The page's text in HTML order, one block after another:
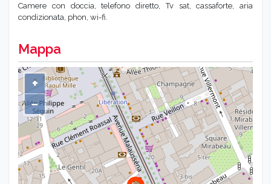
Camere con doccia, telefono diretto, Tv sat, cassaforte, aria
condizionata, phon, wi-fi.
Mappa
+
−